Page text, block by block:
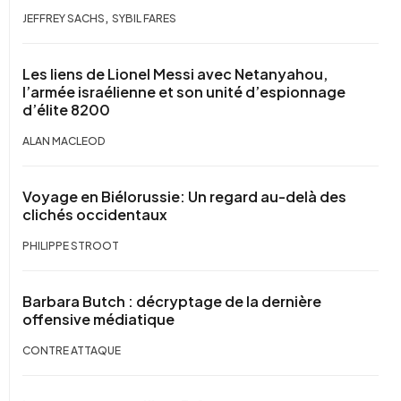
JEFFREY SACHS , SYBIL FARES
Les liens de Lionel Messi avec Netanyahou,
l’armée israélienne et son unité d’espionnage
d’élite 8200
ALAN MACLEOD
Voyage en Biélorussie: Un regard au-delà des
clichés occidentaux
PHILIPPE STROOT
Barbara Butch : décryptage de la dernière
offensive médiatique
CONTRE ATTAQUE